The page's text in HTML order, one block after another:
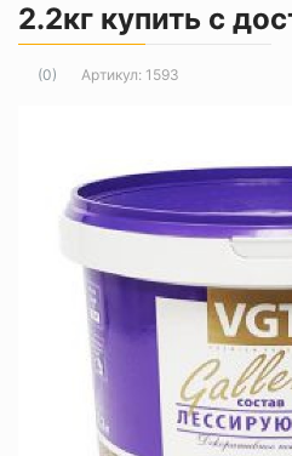
2.2кг купить с
(0) Артикул: 1593